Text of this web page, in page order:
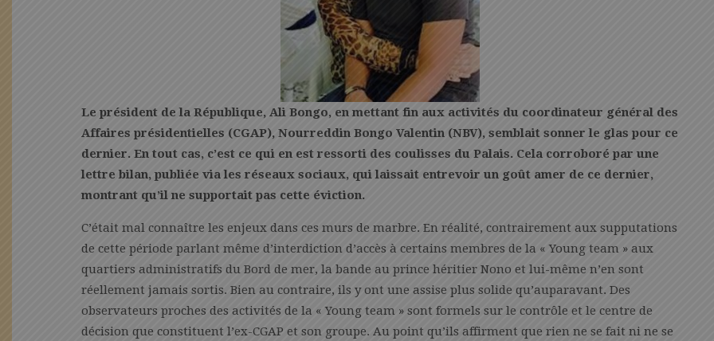
Le président de la République, Ali Bongo, en mettant fin aux activités du coordinateur général des
Affaires présidentielles (CGAP), Nourreddin Bongo Valentin (NBV), semblait sonner le glas pour ce
dernier. En tout cas, c’est ce qui en est ressorti des coulisses du Palais. Cela corroboré par une
lettre bilan, publiée via les réseaux sociaux, qui laissait entrevoir un goût amer de ce dernier,
montrant qu’il ne supportait pas cette éviction.
C’était mal connaître les enjeux dans ces murs de marbre. En réalité, contrairement aux supputations
de cette période parlant même d’interdiction d’accès à certains membres de la « Young team » aux
quartiers administratifs du Bord de mer, la bande au prince héritier Nono et lui-même n’en sont
réellement jamais sortis. Bien au contraire, ils y ont une assise plus solide qu’auparavant. Des
observateurs proches des activités de la « Young team » sont formels sur le contrôle et le centre de
décision que constituent l’ex-CGAP et son groupe. Au point qu’ils affirment que rien ne se fait ni ne se